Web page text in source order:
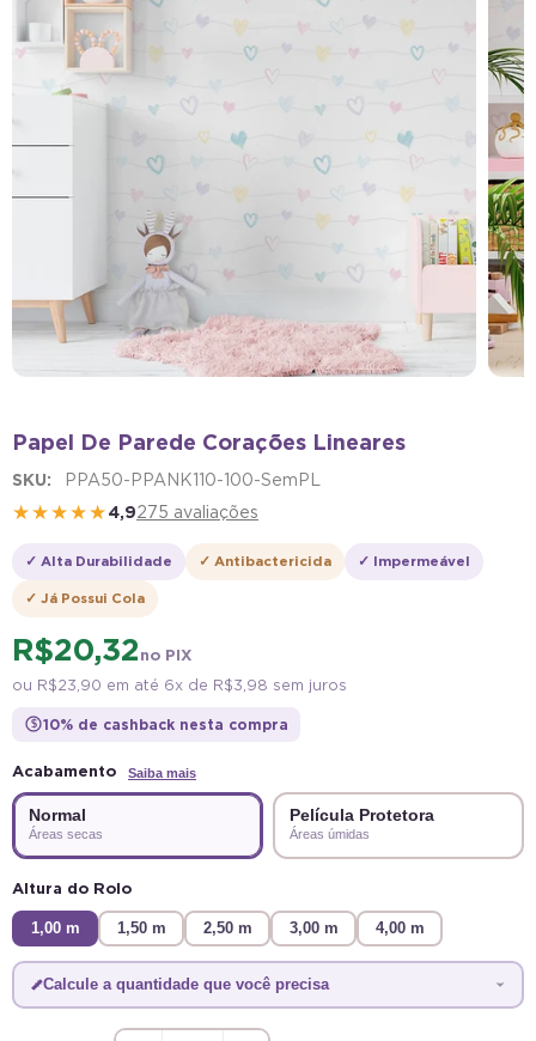
Papel De Parede Corações Lineares
SKU: PPA50-PPANK110-100-SemPL
★★★★★4,9275 avaliações
✓ Alta Durabilidade ✓ Antibactericida ✓ Impermeável
✓ Já Possui Cola
R$ 20,32 no PIX
ou R$ 23,90 em até 6x de R$ 3,98 sem juros
$ 10% de cashback nesta compra
Acabamento Saiba mais
Normal
Áreas secas
Película Protetora
Áreas úmidas
Altura do Rolo
1,00 m 1,50 m 2,50 m 3,00 m 4,00 m
Calcule a quantidade que você precisa